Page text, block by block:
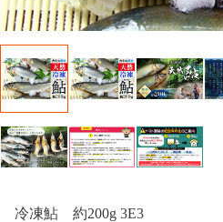
冷凍鮎 約200g 3E3